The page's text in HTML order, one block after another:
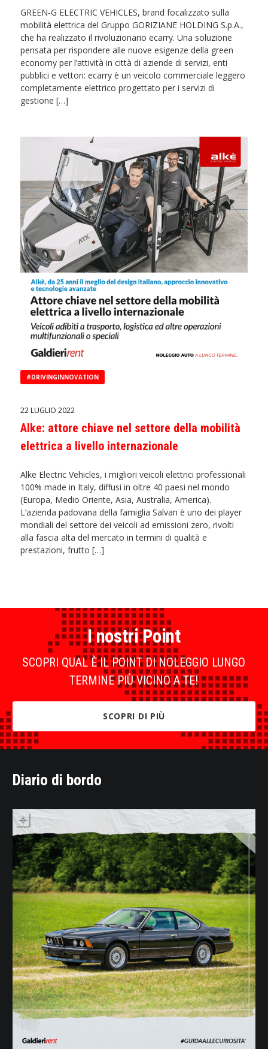
GREEN-G ELECTRIC VEHICLES, brand focalizzato sulla
mobilità elettrica del Gruppo GORIZIANE HOLDING S.p.A.,
che ha realizzato il rivoluzionario ecarry. Una soluzione
pensata per rispondere alle nuove esigenze della green
economy per l’attività in città di aziende di servizi, enti
pubblici e vettori: ecarry è un veicolo commerciale leggero
completamente elettrico progettato per i servizi di
gestione […]
#DRIVINGINNOVATION
22 LUGLIO 2022
Alke: attore chiave nel settore della mobilità
elettrica a livello internazionale
Alke Electric Vehicles, i migliori veicoli elettrici professionali
100% made in Italy, diffusi in oltre 40 paesi nel mondo
(Europa, Medio Oriente, Asia, Australia, America).
L’azienda padovana della famiglia Salvan è uno dei player
mondiali del settore dei veicoli ad emissioni zero, rivolti
alla fascia alta del mercato in termini di qualità e
prestazioni, frutto […]
I nostri Point
SCOPRI QUAL È IL POINT DI NOLEGGIO LUNGO
TERMINE PIÙ VICINO A TE!
SCOPRI DI PIÙ
Diario di bordo